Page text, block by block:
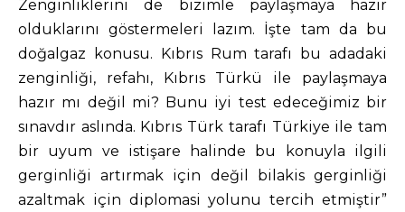
Zenginliklerini de bizimle paylaşmaya hazır
olduklarını göstermeleri lazım. İşte tam da bu
doğalgaz konusu. Kıbrıs Rum tarafı bu adadaki
zenginliği, refahı, Kıbrıs Türkü ile paylaşmaya
hazır mı değil mi? Bunu iyi test edeceğimiz bir
sınavdır aslında. Kıbrıs Türk tarafı Türkiye ile tam
bir uyum ve istişare halinde bu konuyla ilgili
gerginliği artırmak için değil bilakis gerginliği
azaltmak için diplomasi yolunu tercih etmiştir”